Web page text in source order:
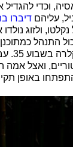
וכדי להגדיל
עליהם דיברו
ולזוג
התנהל
בשבוע
ואצל אמה
באופן